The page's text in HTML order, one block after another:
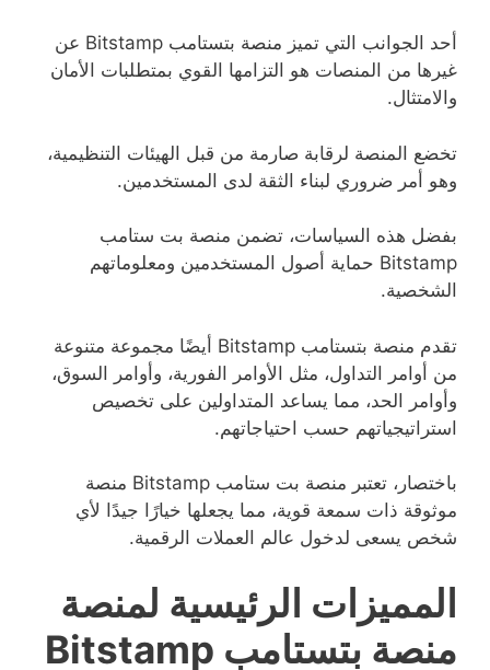
أحد الجوانب التي تميز منصة بتستامب Bitstamp عن
غيرها من المنصات هو التزامها القوي بمتطلبات الأمان
والامتثال.
تخضع المنصة لرقابة صارمة من قبل الهيئات التنظيمية،
وهو أمر ضروري لبناء الثقة لدى المستخدمين.
بفضل هذه السياسات، تضمن منصة بت ستامب
Bitstamp حماية أصول المستخدمين ومعلوماتهم
الشخصية.
تقدم منصة بتستامب Bitstamp أيضًا مجموعة متنوعة
من أوامر التداول، مثل الأوامر الفورية، وأوامر السوق،
وأوامر الحد، مما يساعد المتداولين على تخصيص
استراتيجياتهم حسب احتياجاتهم.
باختصار، تعتبر منصة بت ستامب Bitstamp منصة
موثوقة ذات سمعة قوية، مما يجعلها خيارًا جيدًا لأي
شخص يسعى لدخول عالم العملات الرقمية.
المميزات الرئيسية لمنصة
منصة بتستامب Bitstamp